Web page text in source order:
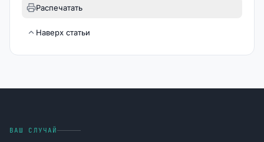
Распечатать
Наверх статьи
ВАШ СЛУЧАЙ